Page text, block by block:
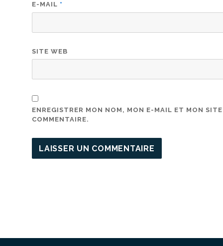
E-MAIL *
SITE WEB
ENREGISTRER MON NOM, MON E-MAIL ET MON
COMMENTAIRE.